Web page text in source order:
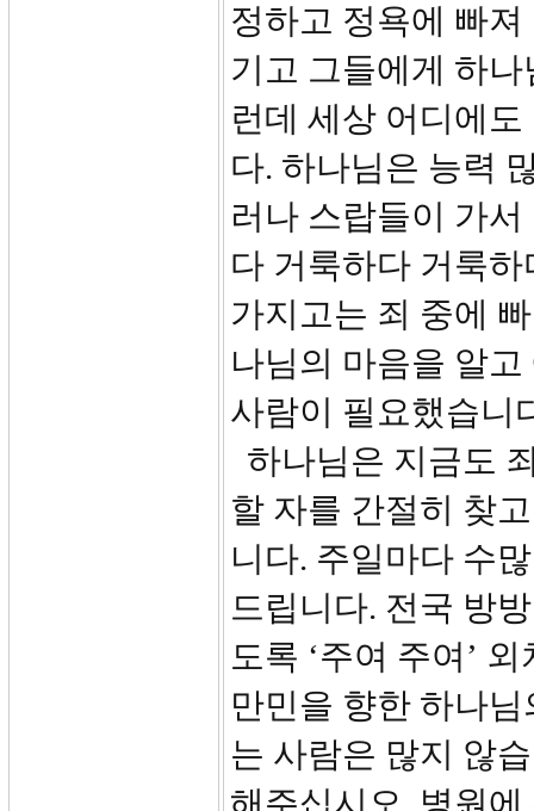
정하고 정욕에 빠
기고 그들에게 하
런데 세상 어디에
다. 하나님은 능력
러나 스랍들이 가
다 거룩하다 거룩
가지고는 죄 중에
나님의 마음을 알
사람이 필요했습니
하나님은 지금도
할 자를 간절히 찾
니다. 주일마다 수
드립니다. 전국 방
도록 ‘주여 주여’
만민을 향한 하나
는 사람은 많지 않
해주십시오, 병원